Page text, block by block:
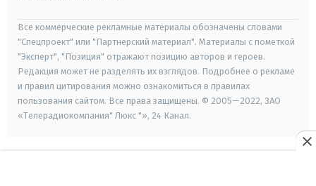
Все коммерческие рекламные материалы обозначены словами
"Спецпроект" или "Партнерский материал". Материалы с пометкой
"Эксперт", "Позиция" отражают позицию авторов и героев.
Редакция может не разделять их взглядов. Подробнее о рекламе
и правил цитирования можно ознакомиться в правилах
пользования сайтом. Все права защищены. © 2005—2022, ЗАО
«Телерадиокомпания" Люкс "», 24 Канал.